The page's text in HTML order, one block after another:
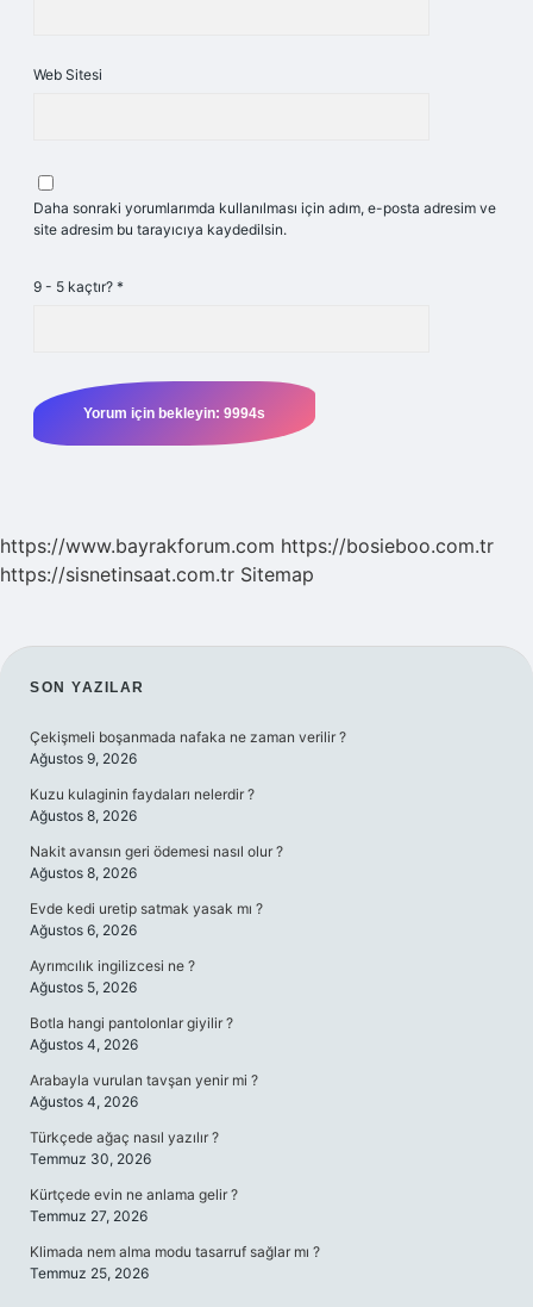
Web Sitesi
Daha sonraki yorumlarımda kullanılması için adım, e-posta adresim ve
site adresim bu tarayıcıya kaydedilsin.
9 - 5 kaçtır? *
https://www.bayrakforum.com https://bosieboo.com.tr
https://sisnetinsaat.com.tr Sitemap
SIDEBAR
SON YAZILAR
Çekişmeli boşanmada nafaka ne zaman verilir ?
Ağustos 9, 2026
Kuzu kulaginin faydaları nelerdir ?
Ağustos 8, 2026
Nakit avansın geri ödemesi nasıl olur ?
Ağustos 8, 2026
Evde kedi uretip satmak yasak mı ?
Ağustos 6, 2026
Ayrımcılık ingilizcesi ne ?
Ağustos 5, 2026
Botla hangi pantolonlar giyilir ?
Ağustos 4, 2026
Arabayla vurulan tavşan yenir mi ?
Ağustos 4, 2026
Türkçede ağaç nasıl yazılır ?
Temmuz 30, 2026
Kürtçede evin ne anlama gelir ?
Temmuz 27, 2026
Klimada nem alma modu tasarruf sağlar mı ?
Temmuz 25, 2026